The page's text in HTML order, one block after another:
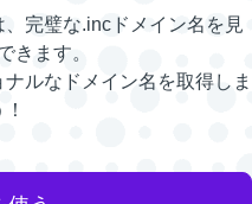
完璧な.incドメイン名を見
きます。
ルなドメイン名を取得しま